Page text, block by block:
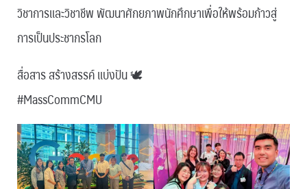
วิชาการและวิชาชีพ พัฒนาศักยภาพนักศึกษาเพื่อให้พร้อมก้าวสู่
การเป็นประชากรโลก
สื่อสาร สร้างสรรค์ แบ่งปัน 🕊
#MassCommCMU